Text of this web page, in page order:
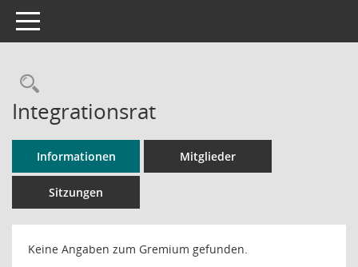
Toggle navigation
Rechercheauswahl
Integrationsrat
Informationen Mitglieder
Sitzungen
Keine Angaben zum Gremium gefunden.